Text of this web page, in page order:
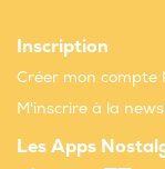
Inscription
Créer mon compte
M'inscrire à la
Les Apps